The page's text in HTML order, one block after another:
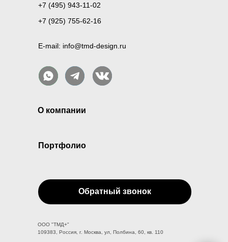
ООО "ТМД+"
109383, Россия, г. Москва, ул, Полбина, 60, кв. 110
+7 (495) 943-11-02
+7 (925) 755-62-16
Портфолио
Обратный звонок
E-mail: info@tmd-design.ru
О компании